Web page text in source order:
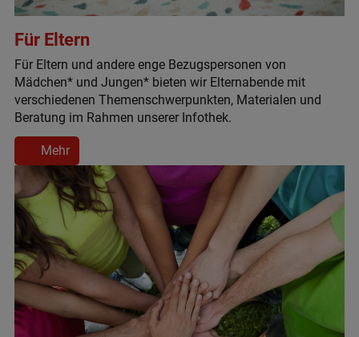
Für Eltern
Für Eltern und andere enge Bezugspersonen von
Mädchen* und Jungen* bieten wir Elternabende mit
verschiedenen Themenschwerpunkten, Materialen und
Beratung im Rahmen unserer Infothek.
Mehr